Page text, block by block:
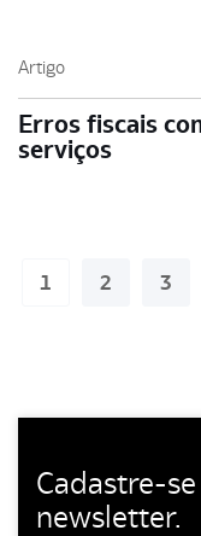
Artigo
Erros fiscais
serviços
1 2 3
Cadastre-
newsletter.